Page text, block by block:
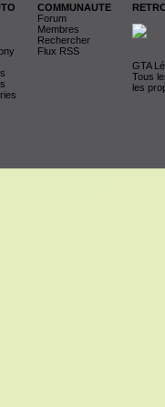
COMMUNAUTE
Forum
Membres
Rechercher
Flux RSS
GTA
Tous
les